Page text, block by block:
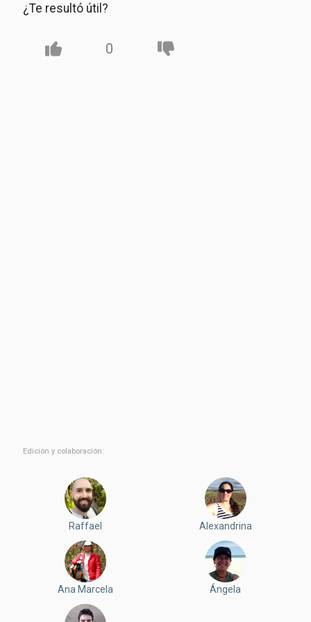
¿Te resultó útil?
0
Edición y colaboración:
Raffael Alexandrina
Ana Marcela Ángela